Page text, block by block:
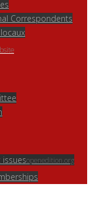
Correspondents
openedition.org